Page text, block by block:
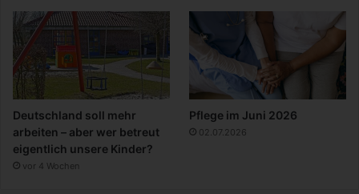
Deutschland soll mehr
arbeiten – aber wer betreut
eigentlich unsere Kinder?
vor 4 Wochen
Pflege im Juni 2026
02.07.2026